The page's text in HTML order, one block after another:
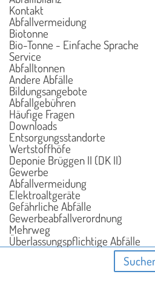
Kontakt
Abfallvermeidung
Biotonne
Bio-Tonne - Einfache Sprache
Service
Abfalltonnen
Andere Abfälle
Bildungsangebote
Abfallgebühren
Häufige Fragen
Downloads
Entsorgungsstandorte
Wertstoffhöfe
Deponie Brüggen II (DK II)
Gewerbe
Abfallvermeidung
Elektroaltgeräte
Gefährliche Abfälle
Gewerbeabfallverordnung
Mehrweg
Überlassungspflichtige Abfälle